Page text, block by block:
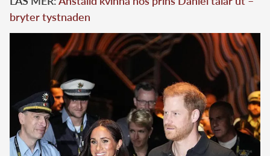
bryter tystnaden